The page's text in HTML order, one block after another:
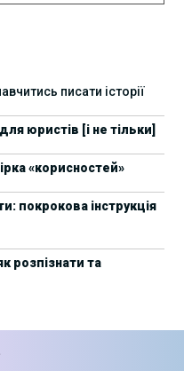
Школа юридичної
IT Group
забіг до Дня
Міжнародні
школа
писати історії
юристів [і не тільки]
«корисностей»
покрокова інструкція
розпізнати та